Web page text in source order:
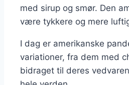
med sirup og smør. Den
være tykkere og mere
I dag er amerikanske
variationer, fra dem med
bidraget til deres